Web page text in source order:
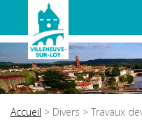
Accueil > Divers > Travaux